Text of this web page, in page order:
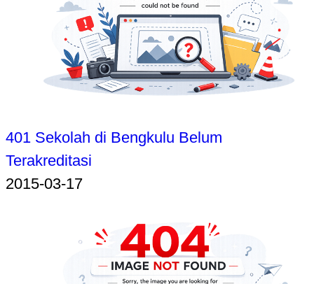
401 Sekolah di Bengkulu Belum
Terakreditasi
2015-03-17